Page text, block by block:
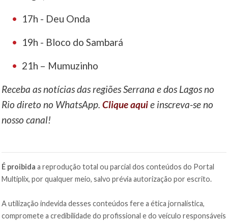
17h - Deu Onda
19h - Bloco do Sambará
21h – Mumuzinho
Receba as notícias das regiões Serrana e dos Lagos no
Rio direto no WhatsApp.Clique aquie inscreva-se no
nosso canal!
É proibida a reprodução total ou parcial dos conteúdos do Portal
Multiplix, por qualquer meio, salvo prévia autorização por escrito.
A utilização indevida desses conteúdos fere a ética jornalística,
compromete a credibilidade do profissional e do veículo responsáveis